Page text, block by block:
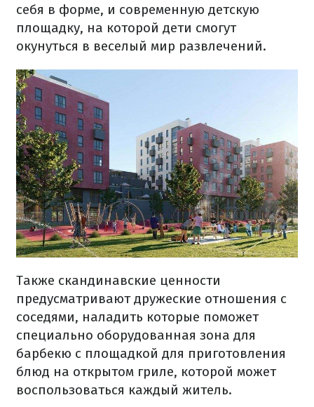
себя в форме, и современную детскую
площадку, на которой дети смогут
окунуться в веселый мир развлечений.
Также скандинавские ценности
предусматривают дружеские отношения с
соседями, наладить которые поможет
специально оборудованная зона для
барбекю с площадкой для приготовления
блюд на открытом гриле, которой может
воспользоваться каждый житель.